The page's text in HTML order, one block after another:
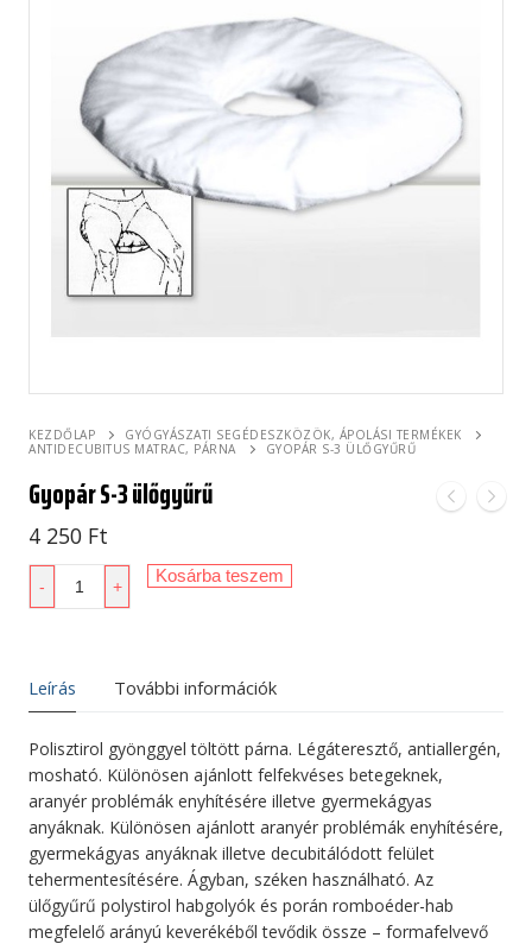
KEZDŐLAP
GYÓGYÁSZATI SEGÉDESZKÖZÖK, ÁPOLÁSI TERMÉKEK
ANTIDECUBITUS MATRAC, PÁRNA
GYOPÁR S-3 ÜLŐGYŰRŰ
Gyopár S-3 ülőgyűrű
4 250 Ft
Gyopár
S-
mennyiség
- +
Kosárba teszem
Leírás További információk
Polisztirol gyönggyel töltött párna. Légáteresztő, antiallergén,
mosható. Különösen ajánlott felfekvéses betegeknek,
aranyér problémák enyhítésére illetve gyermekágyas
anyáknak. Különösen ajánlott aranyér problémák enyhítésére,
gyermekágyas anyáknak illetve decubitálódott felület
tehermentesítésére. Ágyban, széken használható. Az
ülőgyűrű polystirol habgolyók és porán romboéder-hab
megfelelő arányú keverékéből tevődik össze – formafelvevő